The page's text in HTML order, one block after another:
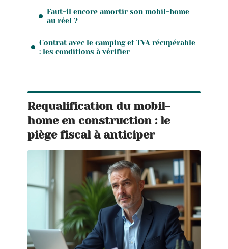
Faut-il encore amortir son mobil-home
au réel ?
Contrat avec le camping et TVA récupérable
: les conditions à vérifier
Requalification du mobil-
home en construction : le
piège fiscal à anticiper